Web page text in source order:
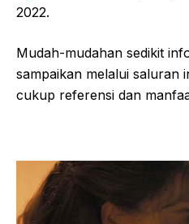
2022.
Mudah-mudahan sedikit
sampaikan melalui saluran
cukup referensi dan